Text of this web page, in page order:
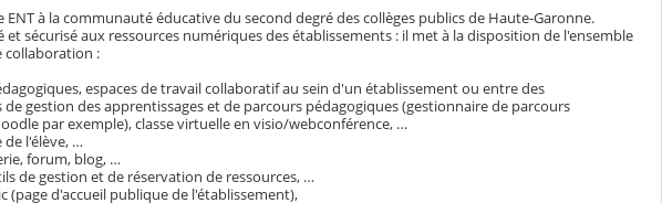
à la communauté éducative du second degré des collèges publics de Haute-Garonne.
et sécurisé aux ressources numériques des établissements : il met à la disposition de l'ensemble
collaboration :
espaces de travail collaboratif au sein d'un établissement ou entre des
gestion des apprentissages et de parcours pédagogiques (gestionnaire de parcours
par exemple), classe virtuelle en visio/webconférence, …
de l'élève, …
forum, blog, …
de gestion et de réservation de ressources, …
(page d'accueil publique de l'établissement),